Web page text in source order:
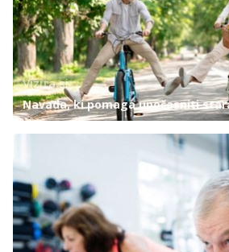
Vizita.si
Navada, ki pomaga upočasniti